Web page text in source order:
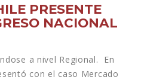
PRESENTE
NACIONAL
a nivel Regional. En
con el caso Mercado